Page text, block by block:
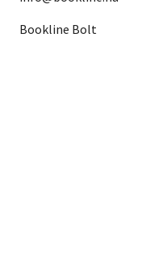
Bookline Bolt